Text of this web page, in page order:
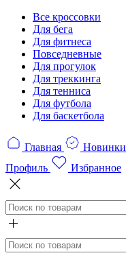
Все кроссовки
Для бега
Для фитнеса
Повседневные
Для прогулок
Для треккинга
Для тенниса
Для футбола
Для баскетбола
Главная Новинки
Профиль
Избранное